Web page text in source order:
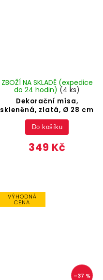
Dekorační mísa,
skleněná, zlatá, Ø 28 cm
ZBOŽÍ NA SKLADĚ (expedice
do 24 hodin) (4 ks)
349 Kč
Do košíku
VÝHODNÁ
CENA
–37 %